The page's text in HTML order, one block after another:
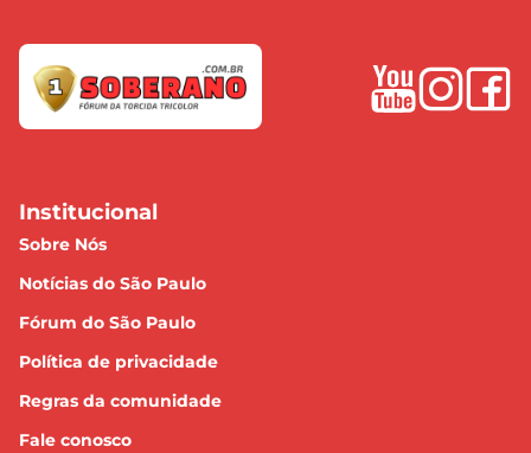
Institucional
Sobre Nós
Notícias do São Paulo
Fórum do São Paulo
Política de privacidade
Regras da comunidade
Fale conosco